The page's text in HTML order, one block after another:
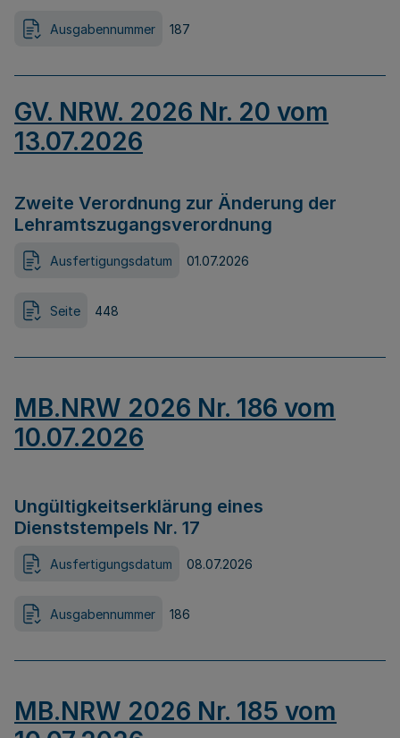
Ausgabennummer 187
GV. NRW. 2026 Nr. 20 vom
13.07.2026
Zweite Verordnung zur Änderung der
Lehramtszugangsverordnung
Ausfertigungsdatum 01.07.2026
Seite 448
MB.NRW 2026 Nr. 186 vom
10.07.2026
Ungültigkeitserklärung eines
Dienststempels Nr. 17
Ausfertigungsdatum 08.07.2026
Ausgabennummer 186
MB.NRW 2026 Nr. 185 vom